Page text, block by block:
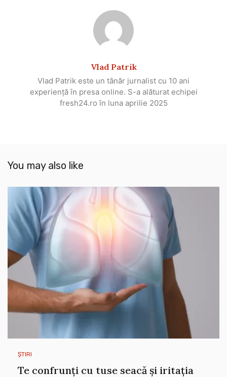
Vlad Patrik
Vlad Patrik este un tânăr jurnalist cu 10 ani
experiență în presa online. S-a alăturat echipei
fresh24.ro în luna aprilie 2025
You may also like
ȘTIRI
Te confrunți cu tuse seacă și iritația